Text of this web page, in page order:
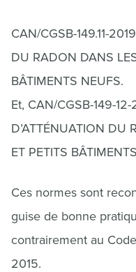
CAN/CGSB-149.11-
DU RADON DANS
BÂTIMENTS NEUFS.
Et, CAN/CGSB-149-
D’ATTÉNUATION DU
ET PETITS
Ces normes sont
guise de bonne
contrairement au
2015.